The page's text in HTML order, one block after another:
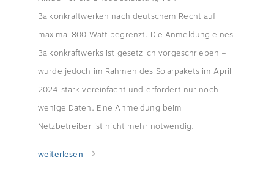
Balkonkraftwerken nach deutschem Recht auf
maximal 800 Watt begrenzt. Die Anmeldung eines
Balkonkraftwerks ist gesetzlich vorgeschrieben –
wurde jedoch im Rahmen des Solarpakets im April
2024 stark vereinfacht und erfordert nur noch
wenige Daten. Eine Anmeldung beim
Netzbetreiber ist nicht mehr notwendig.
weiterlesen